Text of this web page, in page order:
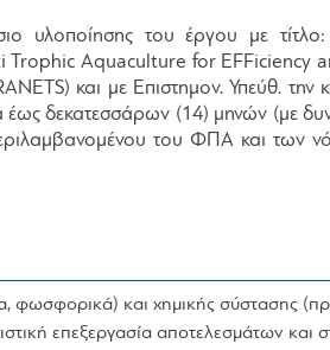
του έργου με τίτλο:
Trophic Aquaculture for
και με Επιστημον. Υπεύθ.
έως δεκατεσσάρων (14) μηνών (με
του ΦΠΑ και των
φωσφορικά) και χημικής σύστασης
επεξεργασία αποτελεσμάτων